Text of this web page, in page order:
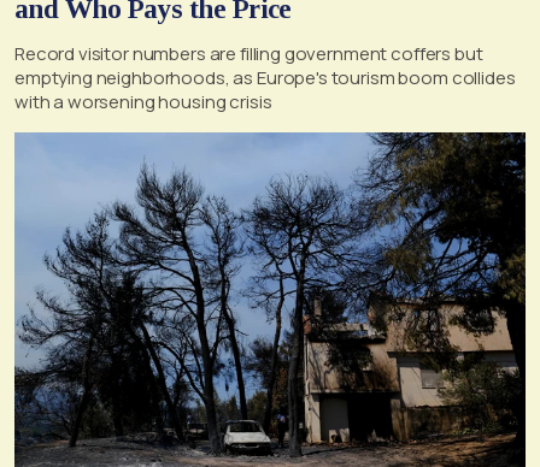
and Who Pays the Price
Record visitor numbers are filling government coffers but
emptying neighborhoods, as Europe's tourism boom collides
with a worsening housing crisis